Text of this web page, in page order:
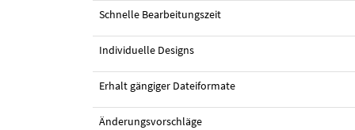
#14 Logo-Design von
Schnelle Bearbeitungszeit
Individuelle Designs
Erhalt gängiger Dateiformate
Änderungsvorschläge